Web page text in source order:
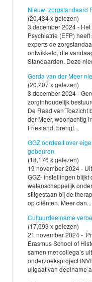
Nieuw: zorgstandaard
(20,434 x gelezen)
3 december 2024 -
Psychiatrie (EFP)
experts de
ontwikkeld, die
Standaarden. Deze
Gerda van der Meer
(20,207 x gelezen)
3 december 2024 -
zorginhoudelijk
De Raad van Toezicht
der Meer, woonachtig
Friesland, brengt...
GGZ oordeelt over
gebeuren.
(18,176 x gelezen)
19 november 2024 -
GGZ- instellingen blijkt
wetenschappelijk
stilgestaan bij de
op cliënten. Meer dan...
Cultuurdeelname
(17,099 x gelezen)
21 november 2024 -
Erasmus School of
samen met collega’s
onderzoeksproject
uitgaat van deelname